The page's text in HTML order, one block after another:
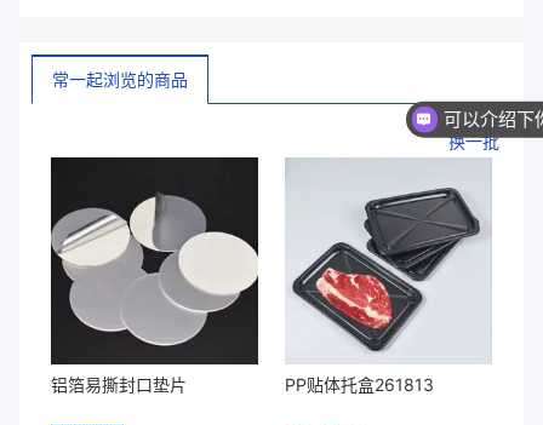
常一起浏览的商品
换一批
铝箔易撕封口垫片 PP贴体托盒261813
你们是